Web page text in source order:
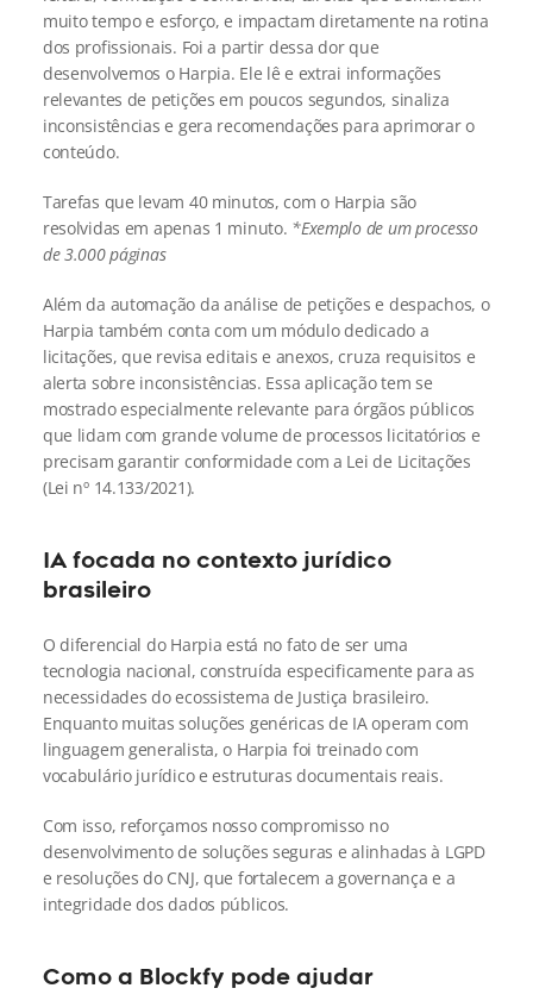
muito tempo e esforço, e impactam diretamente na rotina
dos profissionais. Foi a partir dessa dor que
desenvolvemos o Harpia. Ele lê e extrai informações
relevantes de petições em poucos segundos, sinaliza
inconsistências e gera recomendações para aprimorar o
conteúdo.
Tarefas que levam 40 minutos, com o Harpia são
resolvidas em apenas 1 minuto. *Exemplo de um processo
de 3.000 páginas
Além da automação da análise de petições e despachos, o
Harpia também conta com um módulo dedicado a
licitações, que revisa editais e anexos, cruza requisitos e
alerta sobre inconsistências. Essa aplicação tem se
mostrado especialmente relevante para órgãos públicos
que lidam com grande volume de processos licitatórios e
precisam garantir conformidade com a Lei de Licitações
(Lei nº 14.133/2021).
IA focada no contexto jurídico
brasileiro
O diferencial do Harpia está no fato de ser uma
tecnologia nacional, construída especificamente para as
necessidades do ecossistema de Justiça brasileiro.
Enquanto muitas soluções genéricas de IA operam com
linguagem generalista, o Harpia foi treinado com
vocabulário jurídico e estruturas documentais reais.
Com isso, reforçamos nosso compromisso no
desenvolvimento de soluções seguras e alinhadas à LGPD
e resoluções do CNJ, que fortalecem a governança e a
integridade dos dados públicos.
Como a Blockfy pode ajudar